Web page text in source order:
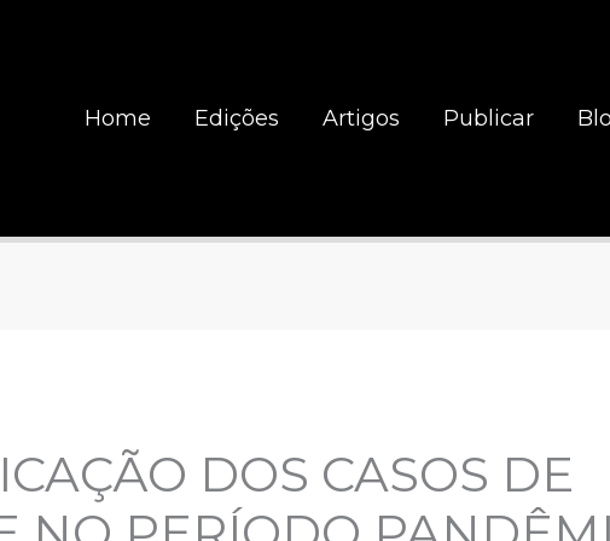
Home Edições Artigos Publicar
DOS CASOS DE